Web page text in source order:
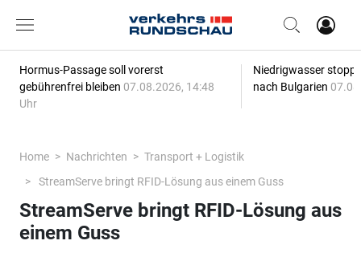
Hormus-Passage soll vorerst
gebührenfrei bleiben 07.08.2026, 14:48
Uhr
Niedrigwasser
nach Bulgarien
Home Nachrichten
Transport + Logistik
StreamServe bringt RFID-Lösung aus einem Guss
StreamServe bringt RFID-Lösung aus
einem Guss